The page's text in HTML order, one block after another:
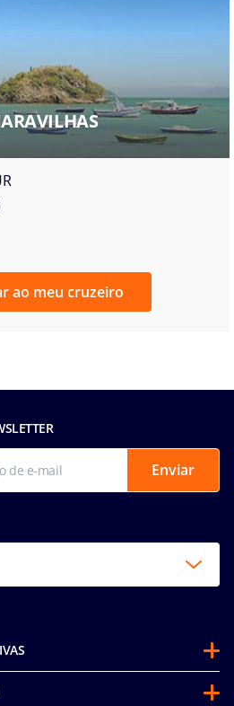
ao meu cruzeiro
Enviar